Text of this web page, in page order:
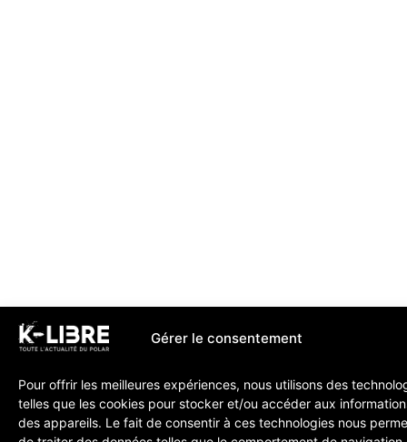
Gérer le consentement
Pour offrir les meilleures expériences, nous utilisons des
telles que les cookies pour stocker et/ou accéder aux
des appareils. Le fait de consentir à ces technologies nous